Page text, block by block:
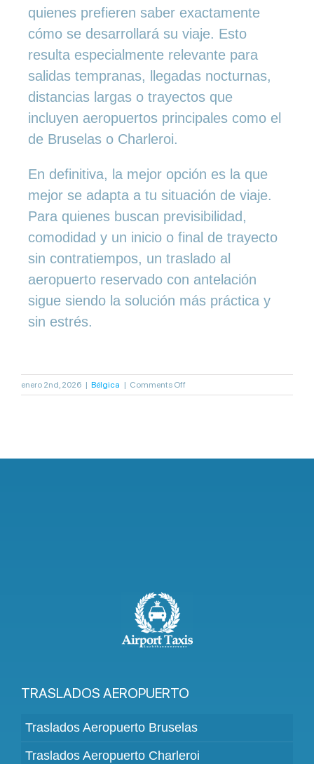
quienes prefieren saber exactamente
cómo se desarrollará su viaje. Esto
resulta especialmente relevante para
salidas tempranas, llegadas nocturnas,
distancias largas o trayectos que
incluyen aeropuertos principales como el
de Bruselas o Charleroi.
En definitiva, la mejor opción es la que
mejor se adapta a tu situación de viaje.
Para quienes buscan previsibilidad,
comodidad y un inicio o final de trayecto
sin contratiempos, un traslado al
aeropuerto reservado con antelación
sigue siendo la solución más práctica y
sin estrés.
enero 2nd, 2026 | Bélgica | Comments Off
Traslado
Cómo
TRASLADOS AEROPUERTO
Traslados Aeropuerto Bruselas
Traslados Aeropuerto Charleroi